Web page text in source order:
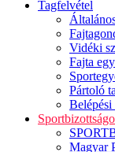
Tagfelvétel
Vidéki
Fajta
Pártoló
Magyar